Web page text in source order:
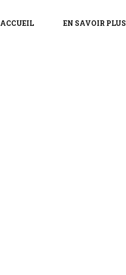
ACCUEIL EN SAVOIR PLUS